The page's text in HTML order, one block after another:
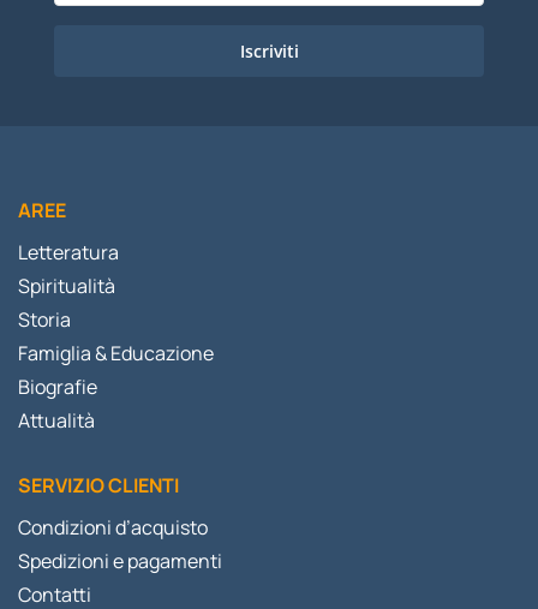
Iscriviti
AREE
Letteratura
Spiritualità
Storia
Famiglia & Educazione
Biografie
Attualità
SERVIZIO CLIENTI
Condizioni d’acquisto
Spedizioni e pagamenti
Contatti